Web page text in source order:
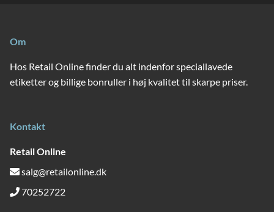
Om
Hos Retail Online finder du alt indenfor speciallavede
etiketter og billige bonruller i høj kvalitet til skarpe priser.
Kontakt
Retail Online
salg@retailonline.dk
70252722